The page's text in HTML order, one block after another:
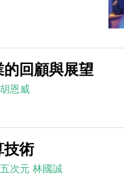
回顧與展望
胡恩威
技術
五次元 林國誠